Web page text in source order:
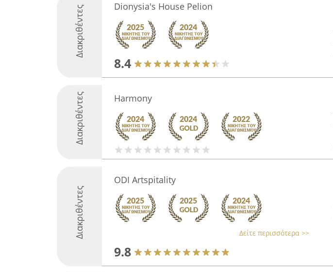
Διακριθέντες Dionysia's House Pelion
8.4
Διακριθέντες Harmony
Διακριθέντες
ODI Artspitality
Δείτε περισσότερα >>
9.8